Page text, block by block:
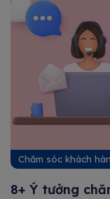
Chăm sóc khách
8+ Ý tưởng